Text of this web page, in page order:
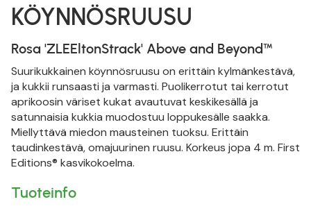
KÖYNNÖSRUUSU
Rosa 'ZLEEltonStrack' Above and Beyond™
Suurikukkainen köynnösruusu on erittäin kylmänkestävä,
ja kukkii runsaasti ja varmasti. Puolikerrotut tai kerrotut
aprikoosin väriset kukat avautuvat keskikesällä ja
satunnaisia kukkia muodostuu loppukesälle saakka.
Miellyttävä miedon mausteinen tuoksu. Erittäin
taudinkestävä, omajuurinen ruusu. Korkeus jopa 4 m. First
Editions® kasvikokoelma.
Tuoteinfo